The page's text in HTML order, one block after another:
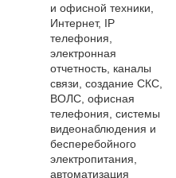
и офисной техники,
Интернет, IP
телефония,
электронная
отчетность, каналы
связи, создание СКС,
ВОЛС, офисная
телефония, системы
видеонаблюдения и
бесперебойного
электропитания,
автоматизация